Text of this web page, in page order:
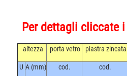
Per dettagli cliccate
altezza porta vetro piastra zincata
U A (mm) cod. cod.